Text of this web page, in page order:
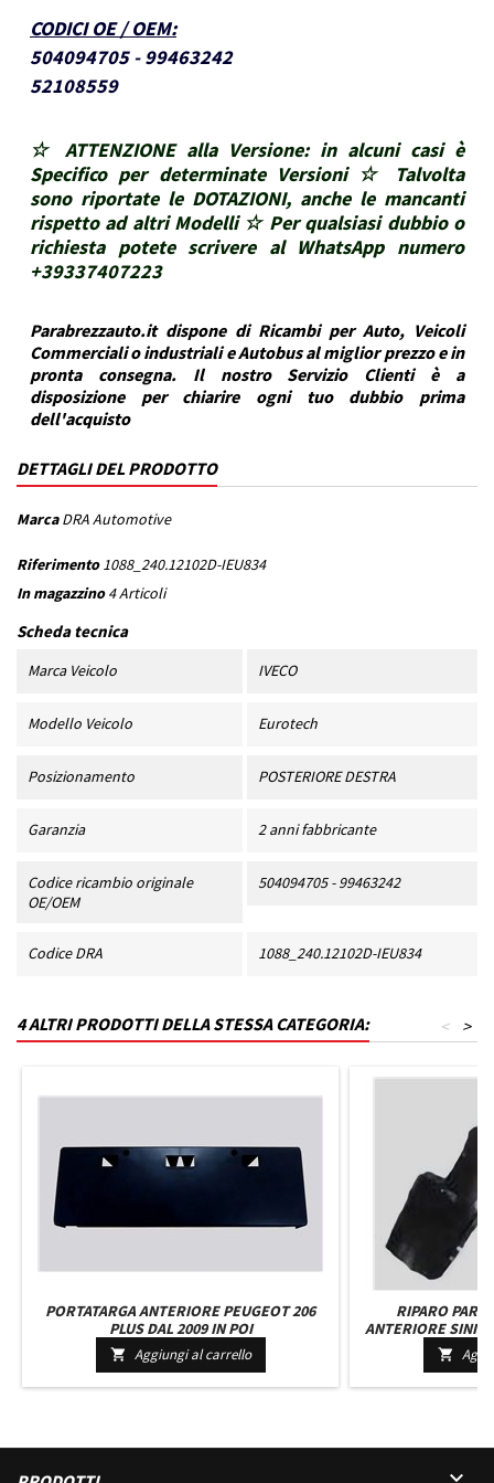
CODICI OE / OEM:
504094705 - 99463242
52108559
☆ ATTENZIONE alla Versione: in alcuni casi è
Specifico per determinate Versioni ☆ Talvolta
sono riportate le DOTAZIONI, anche le mancanti
rispetto ad altri Modelli ☆ Per qualsiasi dubbio o
richiesta potete scrivere al WhatsApp numero
+39337407223
Parabrezzauto.it dispone di Ricambi per Auto, Veicoli
Commerciali o industriali e Autobus al miglior prezzo e in
pronta consegna. Il nostro Servizio Clienti è a
disposizione per chiarire ogni tuo dubbio prima
dell'acquisto
DETTAGLI DEL PRODOTTO
Marca DRA Automotive
Riferimento 1088_240.12102D-IEU834
In magazzino 4 Articoli
Scheda tecnica
Marca Veicolo IVECO
Modello Veicolo Eurotech
Posizionamento POSTERIORE DESTRA
Garanzia 2 anni fabbricante
Codice ricambio originale
OE/OEM
504094705 - 99463242
Codice DRA 1088_240.12102D-IEU834
4 ALTRI PRODOTTI DELLA STESSA CATEGORIA: >
<
PORTATARGA ANTERIORE PEUGEOT 206
PLUS DAL 2009 IN POI
 Aggiungi al carrello
RIPARO
ANTERIORE
